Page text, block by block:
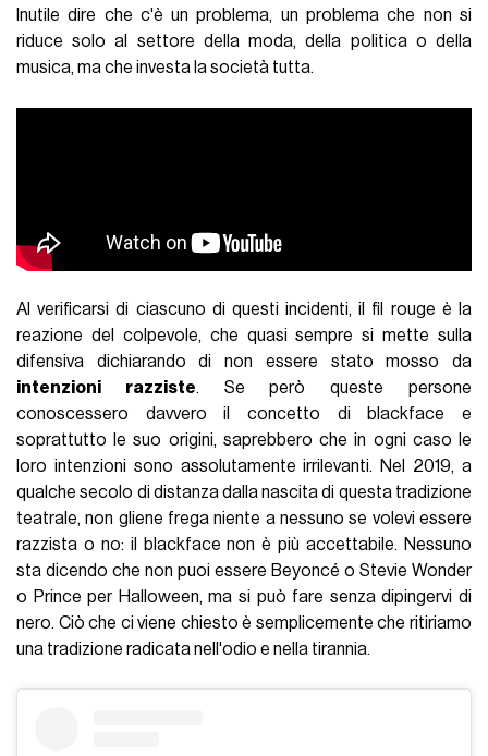
Inutile dire che c'è un problema, un problema che non si
riduce solo al settore della moda, della politica o della
musica, ma che investa la società tutta.
Al verificarsi di ciascuno di questi incidenti, il fil rouge è la
reazione del colpevole, che quasi sempre si mette sulla
difensiva dichiarando di non essere stato mosso da
intenzioni razziste. Se però queste persone
conoscessero davvero il concetto di blackface e
soprattutto le suo origini, saprebbero che in ogni caso le
loro intenzioni sono assolutamente irrilevanti. Nel 2019, a
qualche secolo di distanza dalla nascita di questa tradizione
teatrale, non gliene frega niente a nessuno se volevi essere
razzista o no: il blackface non è più accettabile. Nessuno
sta dicendo che non puoi essere Beyoncé o Stevie Wonder
o Prince per Halloween, ma si può fare senza dipingervi di
nero. Ciò che ci viene chiesto è semplicemente che ritiriamo
una tradizione radicata nell'odio e nella tirannia.